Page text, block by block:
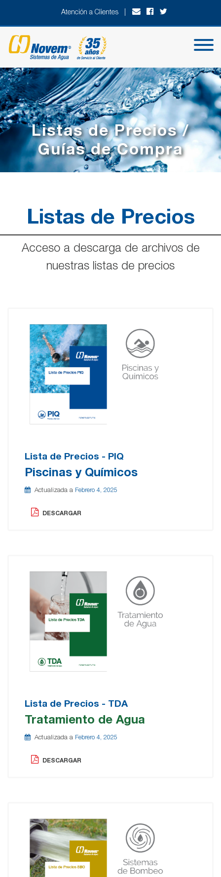
Atención a Clientes |
Listas de Precios /
Guías de Compra
Listas de Precios
Acceso a descarga de archivos de
nuestras listas de precios
Lista de Precios - PIQ
Piscinas y Químicos
Actualizada a Febrero 4, 2025
DESCARGAR
Lista de Precios - TDA
Tratamiento de Agua
Actualizada a Febrero 4, 2025
DESCARGAR